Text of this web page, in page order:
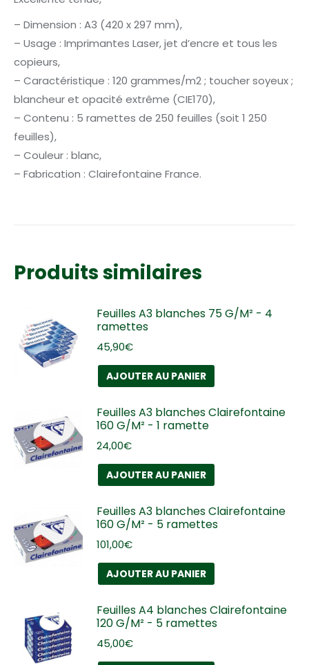
– Dimension : A3 (420 x 297 mm),
– Usage : Imprimantes Laser, jet d’encre et tous les
copieurs,
– Caractéristique : 120 grammes/m2 ; toucher soyeux ;
blancheur et opacité extrême (CIE170),
– Contenu : 5 ramettes de 250 feuilles (soit 1 250
feuilles),
– Couleur : blanc,
– Fabrication : Clairefontaine France.
Produits similaires
Feuilles A3 blanches 75 G/M² - 4
ramettes
45,90€
AJOUTER AU PANIER
Feuilles A3 blanches Clairefontaine
160 G/M² - 1 ramette
24,00€
AJOUTER AU PANIER
Feuilles A3 blanches Clairefontaine
160 G/M² - 5 ramettes
101,00€
AJOUTER AU PANIER
Feuilles A4 blanches Clairefontaine
120 G/M² - 5 ramettes
45,00€